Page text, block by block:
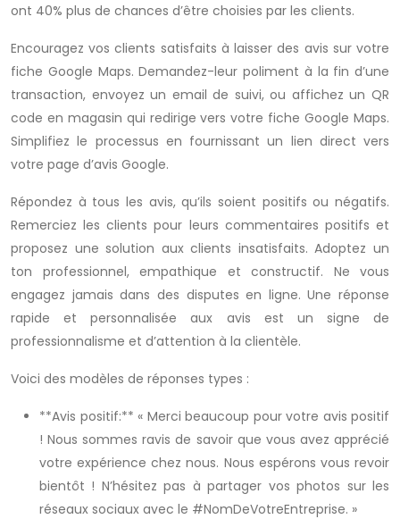
ont 40% plus de chances d’être choisies par les clients.
Encouragez vos clients satisfaits à laisser des avis sur votre
fiche Google Maps. Demandez-leur poliment à la fin d’une
transaction, envoyez un email de suivi, ou affichez un QR
code en magasin qui redirige vers votre fiche Google Maps.
Simplifiez le processus en fournissant un lien direct vers
votre page d’avis Google.
Répondez à tous les avis, qu’ils soient positifs ou négatifs.
Remerciez les clients pour leurs commentaires positifs et
proposez une solution aux clients insatisfaits. Adoptez un
ton professionnel, empathique et constructif. Ne vous
engagez jamais dans des disputes en ligne. Une réponse
rapide et personnalisée aux avis est un signe de
professionnalisme et d’attention à la clientèle.
Voici des modèles de réponses types :
**Avis positif:** « Merci beaucoup pour votre avis positif
! Nous sommes ravis de savoir que vous avez apprécié
votre expérience chez nous. Nous espérons vous revoir
bientôt ! N’hésitez pas à partager vos photos sur les
réseaux sociaux avec le #NomDeVotreEntreprise. »